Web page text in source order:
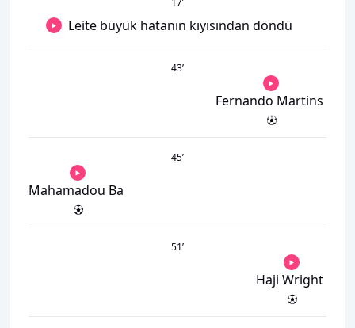
Leite büyük hatanın kıyısından döndü
43’
Fernando Martins
45’
Mahamadou Ba
51’
Haji Wright